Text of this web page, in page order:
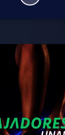
Play